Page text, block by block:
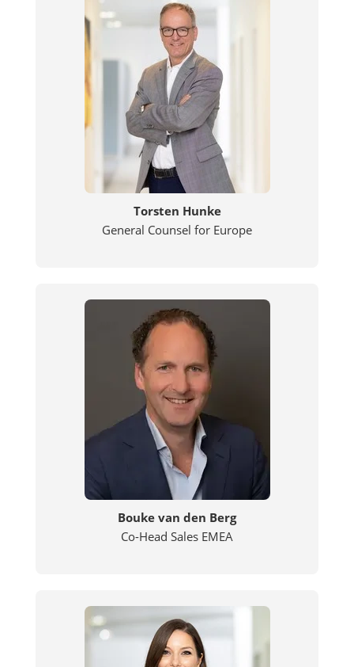
Torsten Hunke
General Counsel for Europe
Bouke van den Berg
Co-Head Sales EMEA